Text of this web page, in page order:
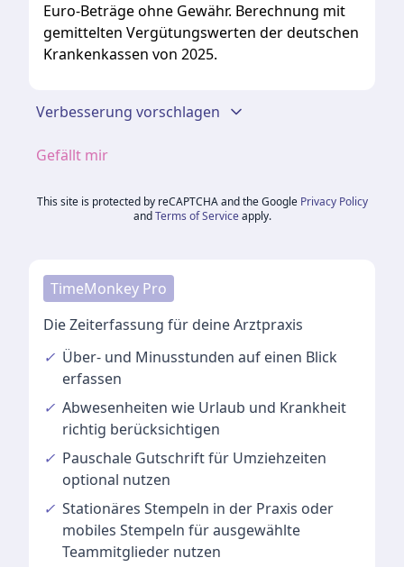
Euro-Beträge ohne Gewähr. Berechnung mit
gemittelten Vergütungswerten der deutschen
Krankenkassen von 2025.
Verbesserung vorschlagen
Gefällt mir
This site is protected by reCAPTCHA and the Google Privacy Policy
and Terms of Service apply.
TimeMonkey Pro
Die Zeiterfassung für deine Arztpraxis
✓ Über- und Minusstunden auf einen Blick
erfassen
✓ Abwesenheiten wie Urlaub und Krankheit
richtig berücksichtigen
✓ Pauschale Gutschriftfür Umziehzeiten
optional nutzen
✓ Stationäres Stempeln in der Praxis oder
mobiles Stempeln für ausgewählte
Teammitglieder nutzen